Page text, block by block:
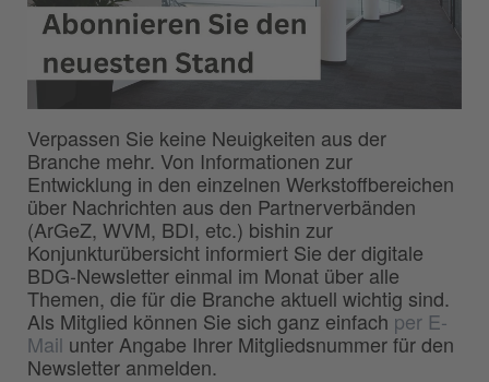
Verpassen Sie keine Neuigkeiten aus der
Branche mehr. Von Informationen zur
Entwicklung in den einzelnen Werkstoffbereichen
über Nachrichten aus den Partnerverbänden
(ArGeZ, WVM, BDI, etc.) bishin zur
Konjunkturübersicht informiert Sie der digitale
BDG-Newsletter einmal im Monat über alle
Themen, die für die Branche aktuell wichtig sind.
Als Mitglied können Sie sich ganz einfach per E-
Mail unter Angabe Ihrer Mitgliedsnummer für den
Newsletter anmelden.